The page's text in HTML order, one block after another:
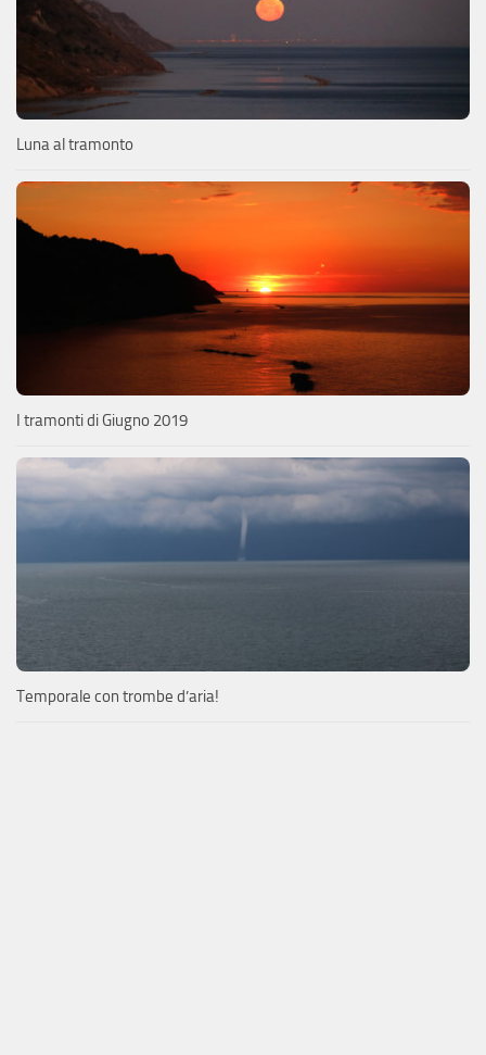
Luna al tramonto
I tramonti di Giugno 2019
Temporale con trombe d’aria!